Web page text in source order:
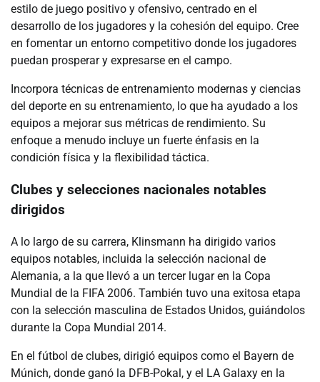
estilo de juego positivo y ofensivo, centrado en el
desarrollo de los jugadores y la cohesión del equipo. Cree
en fomentar un entorno competitivo donde los jugadores
puedan prosperar y expresarse en el campo.
Incorpora técnicas de entrenamiento modernas y ciencias
del deporte en su entrenamiento, lo que ha ayudado a los
equipos a mejorar sus métricas de rendimiento. Su
enfoque a menudo incluye un fuerte énfasis en la
condición física y la flexibilidad táctica.
Clubes y selecciones nacionales notables
dirigidos
A lo largo de su carrera, Klinsmann ha dirigido varios
equipos notables, incluida la selección nacional de
Alemania, a la que llevó a un tercer lugar en la Copa
Mundial de la FIFA 2006. También tuvo una exitosa etapa
con la selección masculina de Estados Unidos, guiándolos
durante la Copa Mundial 2014.
En el fútbol de clubes, dirigió equipos como el Bayern de
Múnich, donde ganó la DFB-Pokal, y el LA Galaxy en la